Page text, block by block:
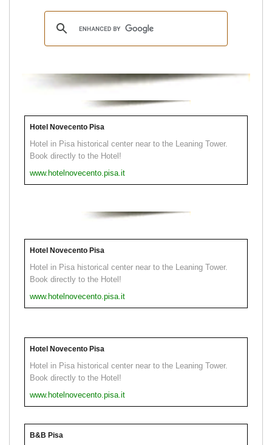
Hotel Novecento Pisa
Hotel in Pisa historical center near to the Leaning Tower.
Book directly to the Hotel!
www.hotelnovecento.pisa.it
Hotel Novecento Pisa
Hotel in Pisa historical center near to the Leaning Tower.
Book directly to the Hotel!
www.hotelnovecento.pisa.it
Hotel Novecento Pisa
Hotel in Pisa historical center near to the Leaning Tower.
Book directly to the Hotel!
www.hotelnovecento.pisa.it
B&B Pisa